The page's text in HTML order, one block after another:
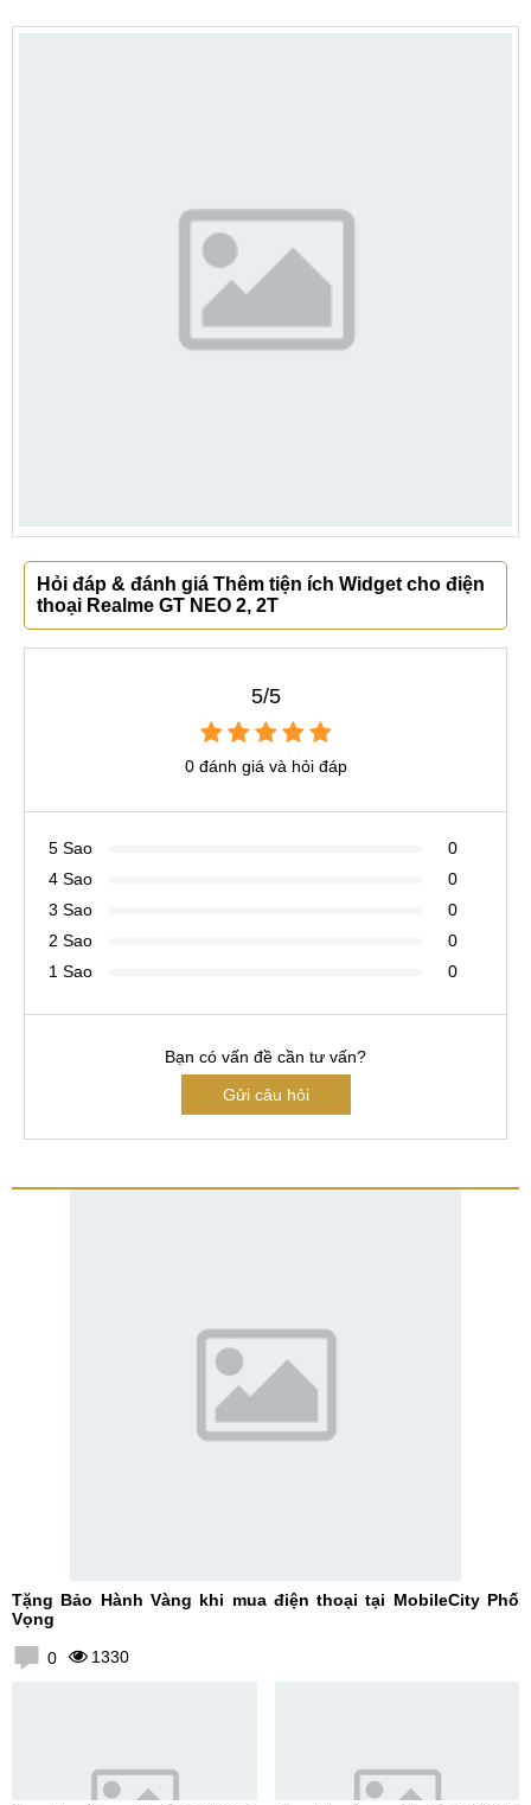
Hỏi đáp & đánh giá Thêm tiện ích Widget cho điện
thoại Realme GT NEO 2, 2T
5/5
0 đánh giá và hỏi đáp
5 Sao
0
4 Sao
0
3 Sao
0
2 Sao
0
1 Sao
0
Bạn có vấn đề cần tư vấn?
Gửi câu hỏi
Tặng Bảo Hành Vàng khi mua điện thoại tại MobileCity Phố
Vọng
0 1330